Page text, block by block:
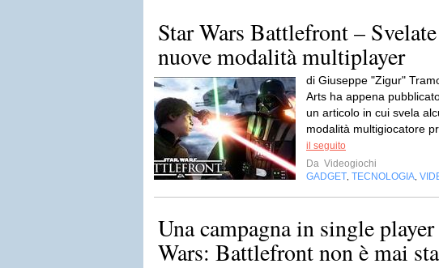
Star Wars Battlefront –
nuove modalità multiplayer
di Giuseppe "Zigur"
Arts ha appena
un articolo in cui svela
modalità multigiocatore
il seguito
Da Videogiochi
GADGET TECNOLOGIA
Una campagna in single
Wars: Battlefront non è mai